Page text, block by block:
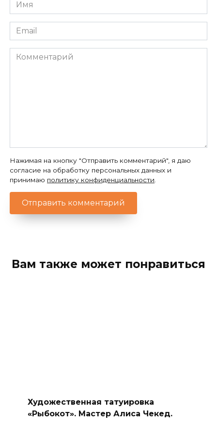
*
Email
*
Комментарий
Нажимая на кнопку "Отправить комментарий", я даю
согласие на обработку персональных данных и
принимаю политику конфиденциальности.
Вам также может понравиться
Художественная татуировка
«Рыбокот». Мастер Алиса Чекед.